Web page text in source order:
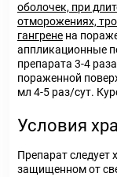
оболочек, при
отморожениях,
гангрене на
аппликационные
препарата 3-4
пораженной
мл 4-5 раз/сут.
Условия
Препарат следует
защищенном от